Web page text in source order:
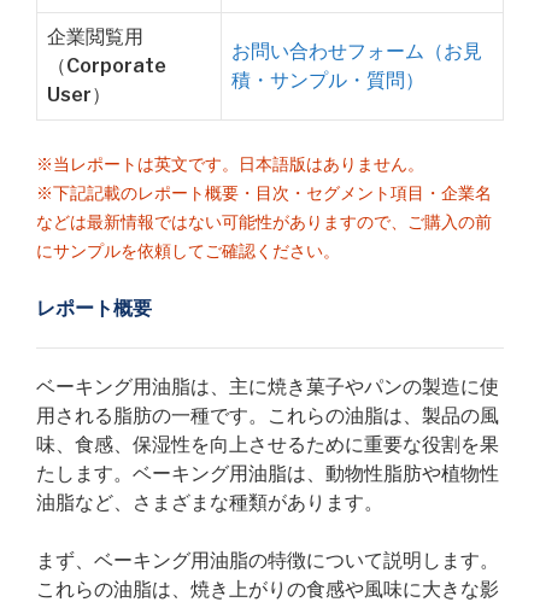
企業閲覧用
（Corporate
User）
お問い合わせフォーム（お見
積・サンプル・質問）
※当レポートは英文です。日本語版はありません。
※下記記載のレポート概要・目次・セグメント項目・企業名
などは最新情報ではない可能性がありますので、ご購入の前
にサンプルを依頼してご確認ください。
レポート概要
ベーキング用油脂は、主に焼き菓子やパンの製造に使
用される脂肪の一種です。これらの油脂は、製品の風
味、食感、保湿性を向上させるために重要な役割を果
たします。ベーキング用油脂は、動物性脂肪や植物性
油脂など、さまざまな種類があります。
まず、ベーキング用油脂の特徴について説明します。
これらの油脂は、焼き上がりの食感や風味に大きな影